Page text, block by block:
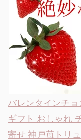
バレンタインチ
ギフト おしゃれ
寄せ 神戸苺トリ